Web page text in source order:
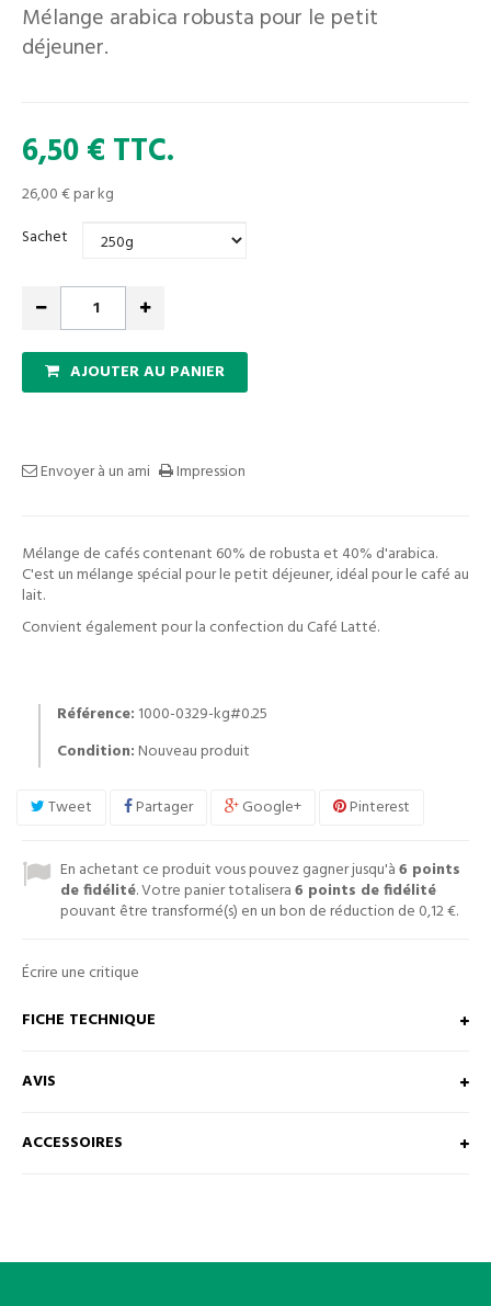
Mélange arabica robusta pour le petit
déjeuner.
6,50 € TTC.
26,00 €par kg
Sachet
AJOUTER AU PANIER
Envoyer à un ami Impression
Mélange de cafés contenant 60% de robusta et 40% d'arabica.
C'est un mélange spécial pour le petit déjeuner, idéal pour le café au
lait.
Convient également pour la confection du Café Latté.
Référence: 1000-0329-kg#0.25
Condition:Nouveau produit
Tweet Partager Google+ Pinterest
En achetant ce produit vous pouvez gagner jusqu'à6 points
de fidélité. Votre panier totalisera6 points de fidélité
pouvant être transformé(s) en un bon de réduction de 0,12 €.
Écrire une critique
FICHE TECHNIQUE
AVIS
ACCESSOIRES